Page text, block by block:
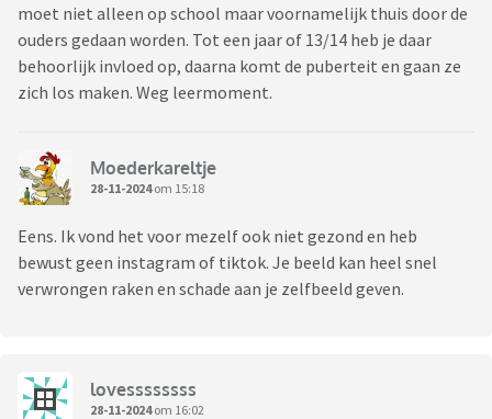
moet niet alleen op school maar voornamelijk thuis door de
ouders gedaan worden. Tot een jaar of 13/14 heb je daar
behoorlijk invloed op, daarna komt de puberteit en gaan ze
zich los maken. Weg leermoment.
Moederkareltje
28-11-2024om 15:18
Eens. Ik vond het voor mezelf ook niet gezond en heb
bewust geen instagram of tiktok. Je beeld kan heel snel
verwrongen raken en schade aan je zelfbeeld geven.
lovessssssss
28-11-2024om 16:02